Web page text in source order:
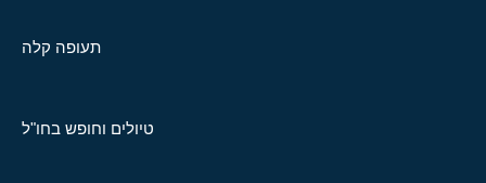
תעופה קלה
טיולים וחופש בחו"ל